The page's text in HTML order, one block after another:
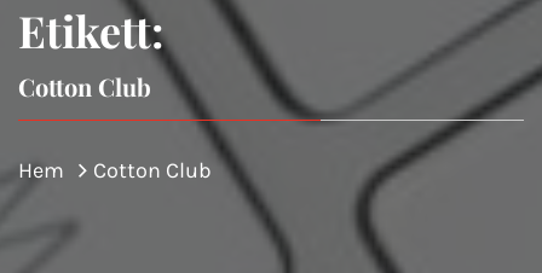
Etikett:
Cotton Club
Hem Cotton Club